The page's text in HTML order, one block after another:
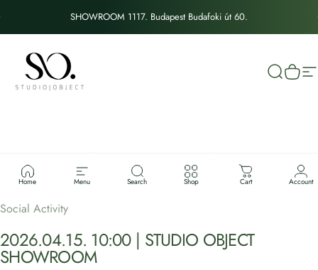
SHOWROOM 1117. Budapest Budafoki út 60.
Diavetítés szüneteltetése
STUDIO OBJECT Keresés
Kosár
Home Menu Search Shop Cart Account
DESIGNER BRUNCH
Social Activity
2026.04.15. 10:00 | STUDIO OBJECT
SHOWROOM